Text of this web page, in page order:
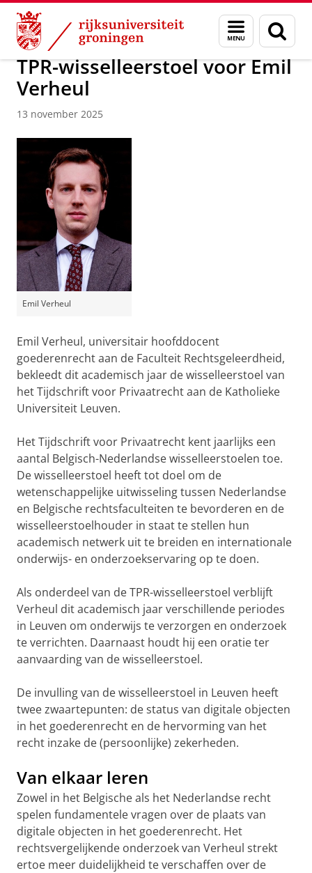
Skip
Content
Skip
Navigation
Menu
en
zoeken
Over ons Nieuwsarchief
TPR-wisselleerstoel voor Emil
Verheul
13 november 2025
Emil Verheul
Emil Verheul, universitair hoofddocent
goederenrecht aan de Faculteit Rechtsgeleerdheid,
bekleedt dit academisch jaar de wisselleerstoel van
het Tijdschrift voor Privaatrecht aan de Katholieke
Universiteit Leuven.
Het Tijdschrift voor Privaatrecht kent jaarlijks een
aantal Belgisch-Nederlandse wisselleerstoelen toe.
De wisselleerstoel heeft tot doel om de
wetenschappelijke uitwisseling tussen Nederlandse
en Belgische rechtsfaculteiten te bevorderen en de
wisselleerstoelhouder in staat te stellen hun
academisch netwerk uit te breiden en internationale
onderwijs- en onderzoekservaring op te doen.
Als onderdeel van de TPR-wisselleerstoel verblijft
Verheul dit academisch jaar verschillende periodes
in Leuven om onderwijs te verzorgen en onderzoek
te verrichten. Daarnaast houdt hij een oratie ter
aanvaarding van de wisselleerstoel.
De invulling van de wisselleerstoel in Leuven heeft
twee zwaartepunten: de status van digitale objecten
in het goederenrecht en de hervorming van het
recht inzake de (persoonlijke) zekerheden.
Van elkaar leren
Zowel in het Belgische als het Nederlandse recht
spelen fundamentele vragen over de plaats van
digitale objecten in het goederenrecht. Het
rechtsvergelijkende onderzoek van Verheul strekt
ertoe meer duidelijkheid te verschaffen over de